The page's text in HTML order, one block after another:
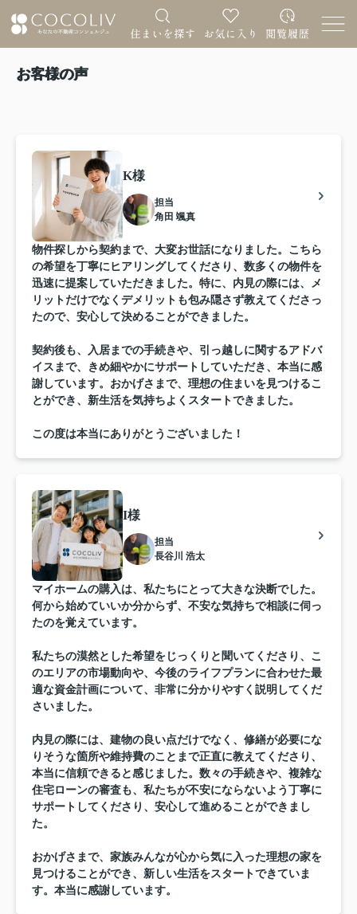
お客様の声
K様
担当
角田 颯真
物件探しから契約まで、大変お世話になりました。こちら
の希望を丁寧にヒアリングしてくださり、数多くの物件を
迅速に提案していただきました。特に、内見の際には、メ
リットだけでなくデメリットも包み隠さず教えてくださっ
たので、安心して決めることができました。
契約後も、入居までの手続きや、引っ越しに関するアドバ
イスまで、きめ細やかにサポートしていただき、本当に感
謝しています。おかげさまで、理想の住まいを見つけるこ
とができ、新生活を気持ちよくスタートできました。
この度は本当にありがとうございました！
I様
担当
長谷川 浩太
マイホームの購入は、私たちにとって大きな決断でした。
何から始めていいか分からず、不安な気持ちで相談に伺っ
たのを覚えています。
私たちの漠然とした希望をじっくりと聞いてくださり、こ
のエリアの市場動向や、今後のライフプランに合わせた最
適な資金計画について、非常に分かりやすく説明してくだ
さいました。
内見の際には、建物の良い点だけでなく、修繕が必要にな
りそうな箇所や維持費のことまで正直に教えてくださり、
本当に信頼できると感じました。数々の手続きや、複雑な
住宅ローンの審査も、私たちが不安にならないよう丁寧に
サポートしてくださり、安心して進めることができまし
た。
おかげさまで、家族みんなが心から気に入った理想の家を
見つけることができ、新しい生活をスタートできていま
す。本当に感謝しています。